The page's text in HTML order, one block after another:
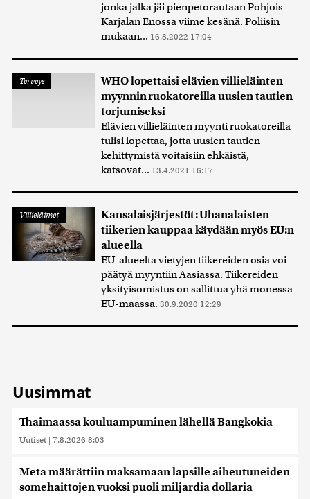
jonka jalka jäi pienpetorautaan Pohjois-
Karjalan Enossa viime kesänä. Poliisin
mukaan... 16.8.2022 17:04
Terveys
WHO lopettaisi elävien villieläinten
myynnin ruokatoreilla uusien tautien
torjumiseksi
Elävien villieläinten myynti ruokatoreilla
tulisi lopettaa, jotta uusien tautien
kehittymistä voitaisiin ehkäistä,
katsovat... 13.4.2021 16:17
Villieläimet
Kansalaisjärjestöt: Uhanalaisten
tiikerien kauppaa käydään myös EU:n
alueella
EU-alueelta vietyjen tiikereiden osia voi
päätyä myyntiin Aasiassa. Tiikereiden
yksityisomistus on sallittua yhä monessa
EU-maassa. 30.9.2020 12:29
Uusimmat
Thaimaassa kouluampuminen lähellä Bangkokia
Uutiset | 7.8.2026 8:03
Meta määrättiin maksamaan lapsille aiheutuneiden
somehaittojen vuoksi puoli miljardia dollaria